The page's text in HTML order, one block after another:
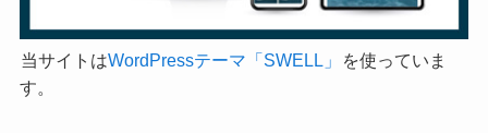
当サイトはWordPressテーマ「SWELL」
を使っていま
す。